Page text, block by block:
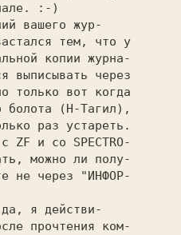
:-)
вашего жур-
тем, что у
копии журна-
выписывать через
только вот когда
болота (Н-Тагил),
раз устареть.
и со SPECTRO-
можно ли полу-
не через "ИНФОР-
да, я действи-
прочтения ком-